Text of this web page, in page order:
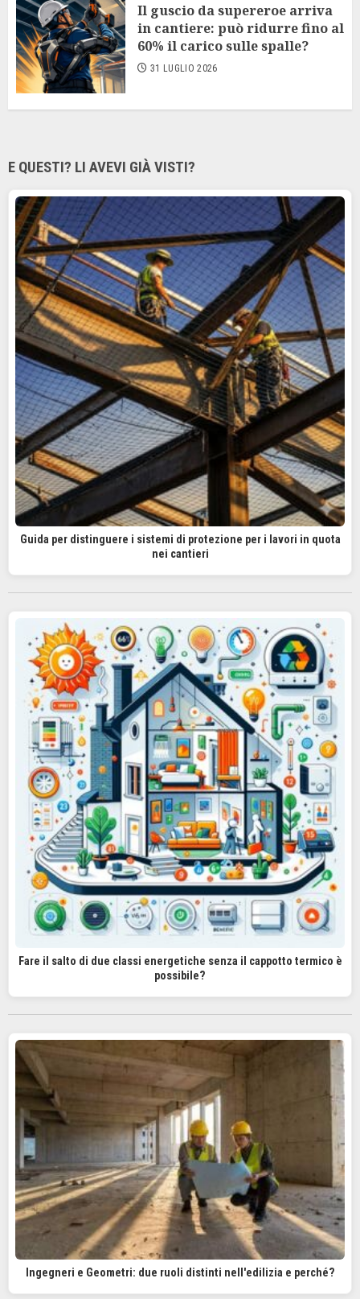
Il guscio da supereroe arriva
in cantiere: può ridurre fino al
60% il carico sulle spalle?
31 LUGLIO 2026
E QUESTI? LI AVEVI GIÀ VISTI?
Guida per distinguere i sistemi di protezione per i lavori in quota
nei cantieri
Fare il salto di due classi energetiche senza il cappotto termico è
possibile?
Ingegneri e Geometri: due ruoli distinti nell'edilizia e perché?